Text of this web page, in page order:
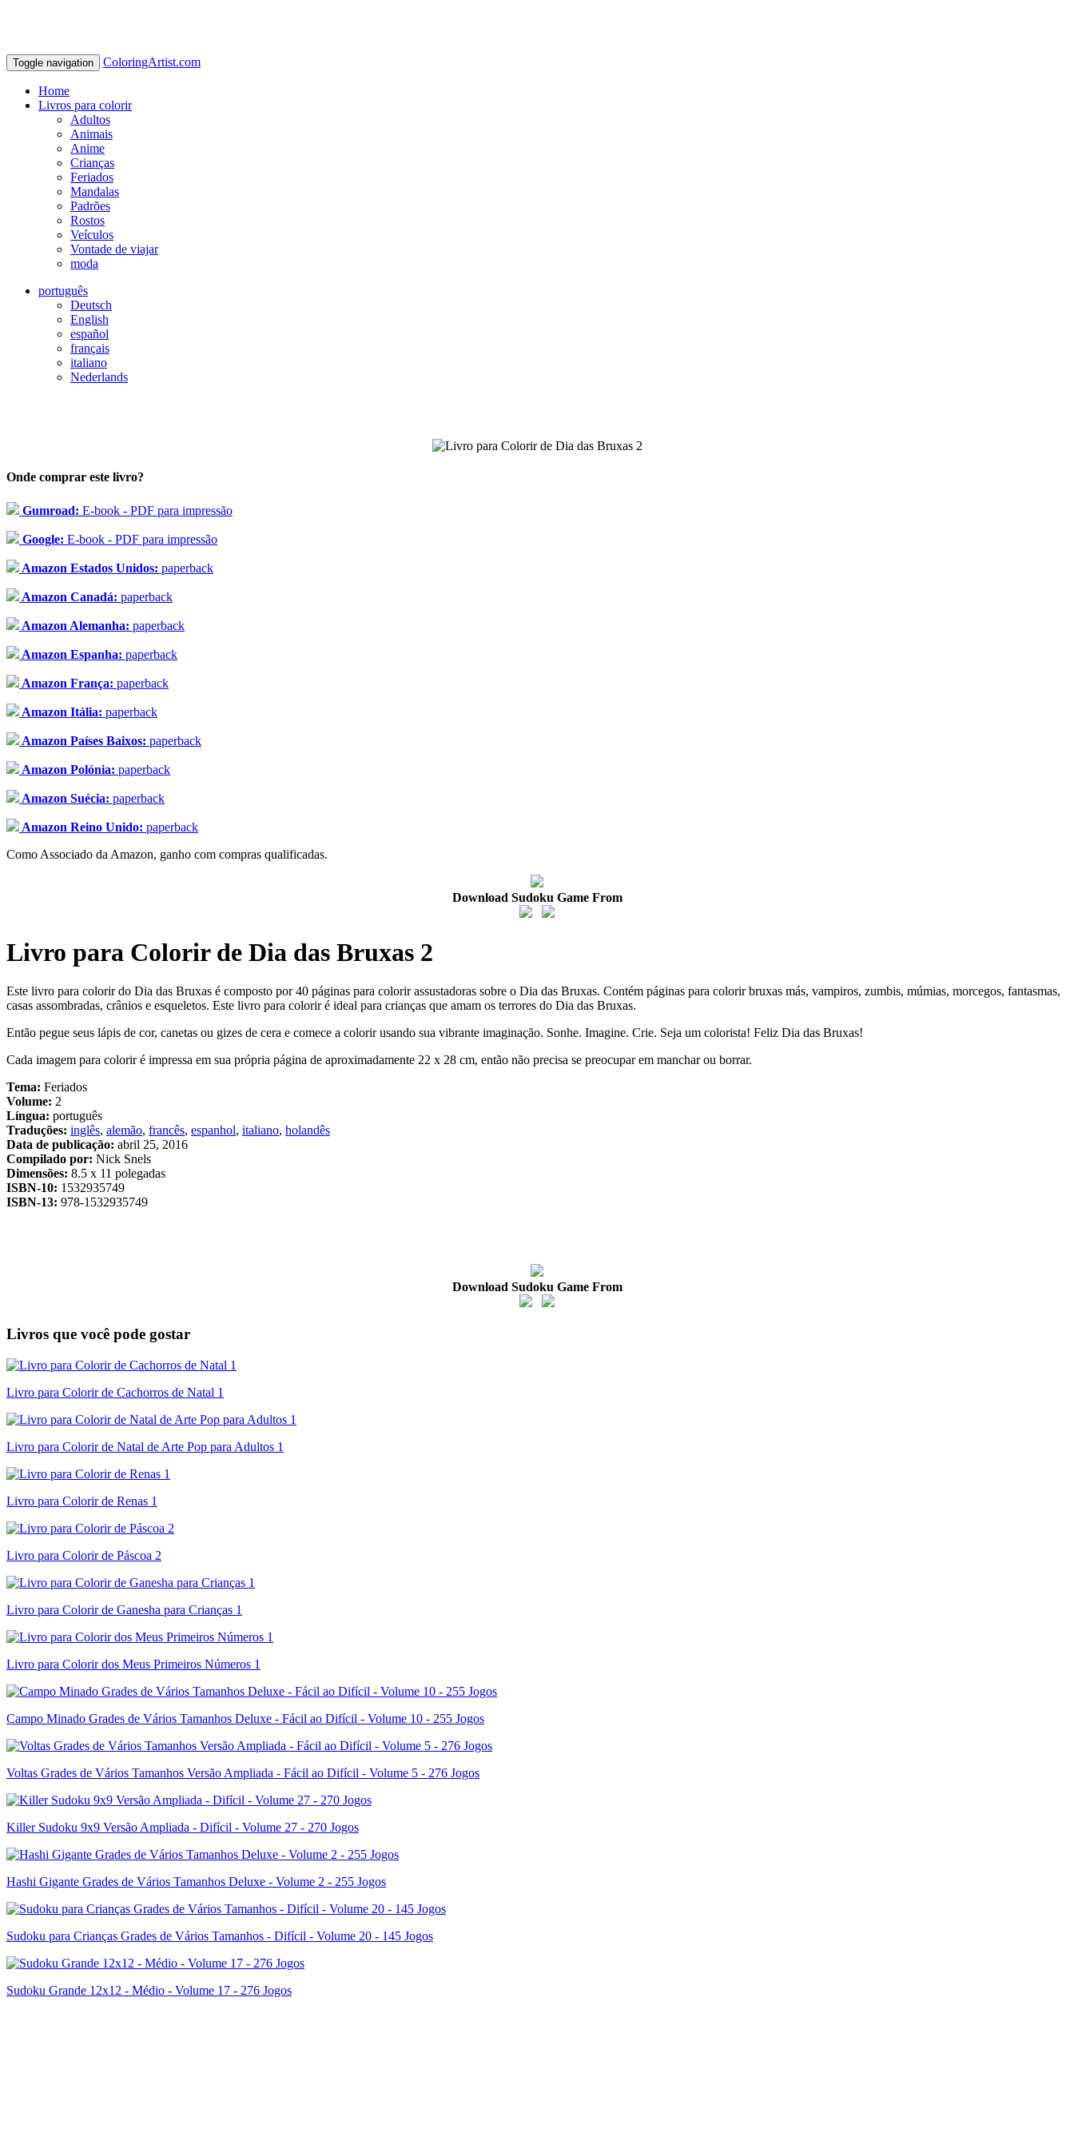
Toggle navigation ColoringArtist.com
Home
Livros para colorir
Adultos
Animais
Anime
Crianças
Feriados
Mandalas
Padrões
Rostos
Veículos
Vontade de viajar
moda
português
Deutsch
English
español
français
italiano
Nederlands
Onde comprar este livro?
Gumroad: E-book - PDF para impressão
Google: E-book - PDF para impressão
Amazon Estados Unidos: paperback
Amazon Canadá: paperback
Amazon Alemanha: paperback
Amazon Espanha: paperback
Amazon França: paperback
Amazon Itália: paperback
Amazon Países Baixos: paperback
Amazon Polónia: paperback
Amazon Suécia: paperback
Amazon Reino Unido: paperback
Como Associado da Amazon, ganho com compras qualificadas.
Download Sudoku Game From
Livro para Colorir de Dia das Bruxas 2
Este livro para colorir do Dia das Bruxas é composto por 40 páginas para colorir assustadoras sobre o Dia das Bruxas. Contém páginas para colorir bruxas más, vampiros, zumbis, múmias, morcegos, fantasmas,
casas assombradas, crânios e esqueletos. Este livro para colorir é ideal para crianças que amam os terrores do Dia das Bruxas.
Então pegue seus lápis de cor, canetas ou gizes de cera e comece a colorir usando sua vibrante imaginação. Sonhe. Imagine. Crie. Seja um colorista! Feliz Dia das Bruxas!
Cada imagem para colorir é impressa em sua própria página de aproximadamente 22 x 28 cm, então não precisa se preocupar em manchar ou borrar.
Tema: Feriados
Volume: 2
Língua: português
Traduções: inglês, alemão, francês, espanhol, italiano, holandês
Data de publicação: abril 25, 2016
Compilado por: Nick Snels
Dimensões: 8.5 x 11 polegadas
ISBN-10: 1532935749
ISBN-13: 978-1532935749
Download Sudoku Game From
Livros que você pode gostar
Livro para Colorir de Cachorros de Natal 1
Livro para Colorir de Natal de Arte Pop para Adultos 1
Livro para Colorir de Renas 1
Livro para Colorir de Páscoa 2
Livro para Colorir de Ganesha para Crianças 1
Livro para Colorir dos Meus Primeiros Números 1
Campo Minado Grades de Vários Tamanhos Deluxe - Fácil ao Difícil - Volume 10 - 255 Jogos
Voltas Grades de Vários Tamanhos Versão Ampliada - Fácil ao Difícil - Volume 5 - 276 Jogos
Killer Sudoku 9x9 Versão Ampliada - Difícil - Volume 27 - 270 Jogos
Hashi Gigante Grades de Vários Tamanhos Deluxe - Volume 2 - 255 Jogos
Sudoku para Crianças Grades de Vários Tamanhos - Difícil - Volume 20 - 145 Jogos
Sudoku Grande 12x12 - Médio - Volume 17 - 276 Jogos